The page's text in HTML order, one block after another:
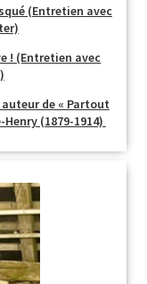
(Entretien avec
! (Entretien avec
de « Partout
Henry (1879-1914)